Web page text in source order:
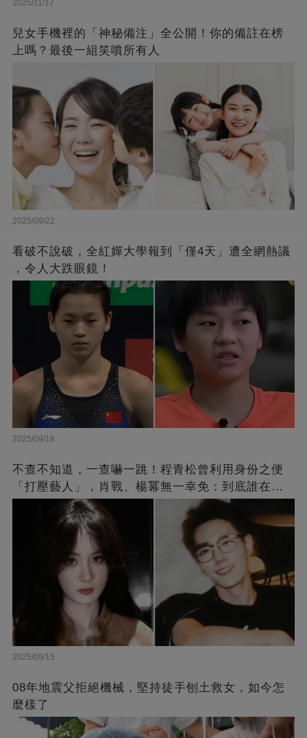
2025/11/17
兒女手機裡的「神秘備注」全公開！你的備註在榜
上嗎？最後一組笑噴所有人
2025/09/22
看破不說破，全紅嬋大學報到「僅4天」遭全網熱議
，令人大跌眼鏡！
2025/09/18
不查不知道，一查嚇一跳！程青松曾利用身份之便
「打壓藝人」，肖戰、楊冪無一幸免：到底誰在給
2025/09/15
08年地震父拒絕機械，堅持徒手刨土救女，如今怎
麼樣了